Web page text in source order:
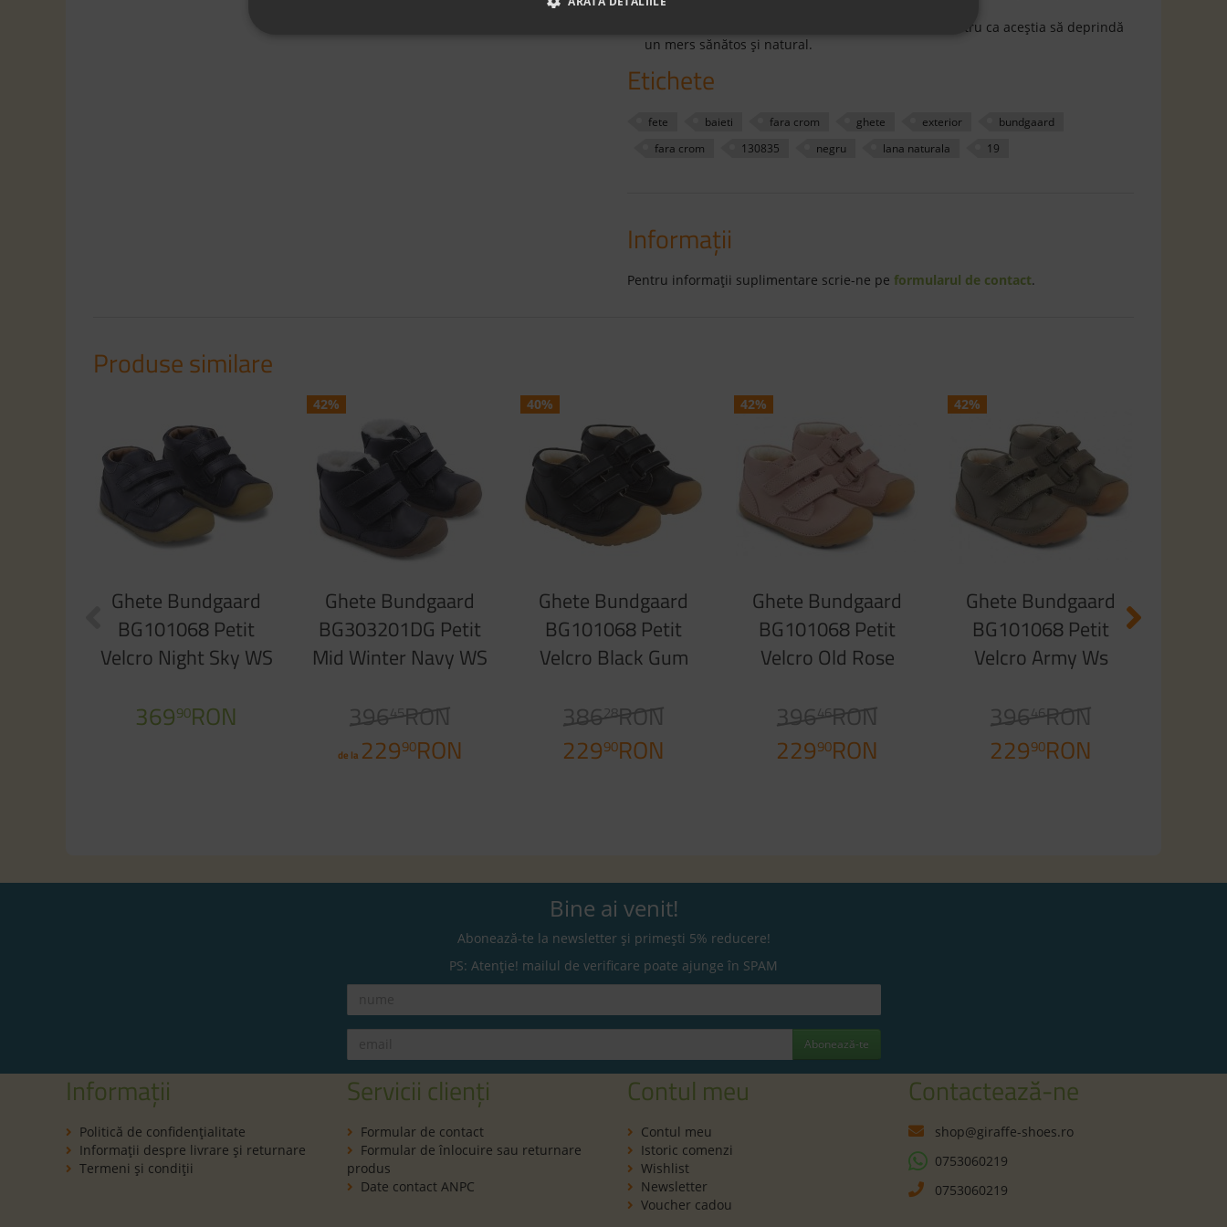
copilului;
pentru ca aceştia să deprindă
un mers sănătos şi natural.
Etichete
fete baieti fara crom ghete exterior
bundgaard
fara crom
130835 negru lana naturala 19
Informaţii
Pentru informaţii suplimentare scrie-ne pe formularul de contact.
Produse similare
Ghete Bundgaard
BG101068 Petit
Velcro Night Sky WS
36990RON
42%
Ghete Bundgaard
BG303201DG Petit
Mid Winter Navy WS
39645RON
de la 22990RON
40%
Ghete Bundgaard
BG101068 Petit
Velcro Black Gum
38628RON
22990RON
42%
Ghete Bundgaard
BG101068 Petit
Velcro Old Rose
39646RON
22990RON
42%
Ghete Bundgaard
BG101068 Petit
Velcro Army Ws
39646RON
22990RON
Bine ai venit!
Abonează-te la newsletter și primești 5% reducere!
PS: Atenție! mailul de verificare poate ajunge în SPAM
Abonează-te
Informații
Politică de confidenţialitate
Informaţii despre livrare și returnare
Termeni şi condiţii
Servicii clienți
Formular de contact
Formular de înlocuire sau returnare
produs
Date contact ANPC
Contul meu
Contul meu
Istoric comenzi
Wishlist
Newsletter
Voucher cadou
Contactează-ne
shop@giraffe-shoes.ro
0753060219
0753060219